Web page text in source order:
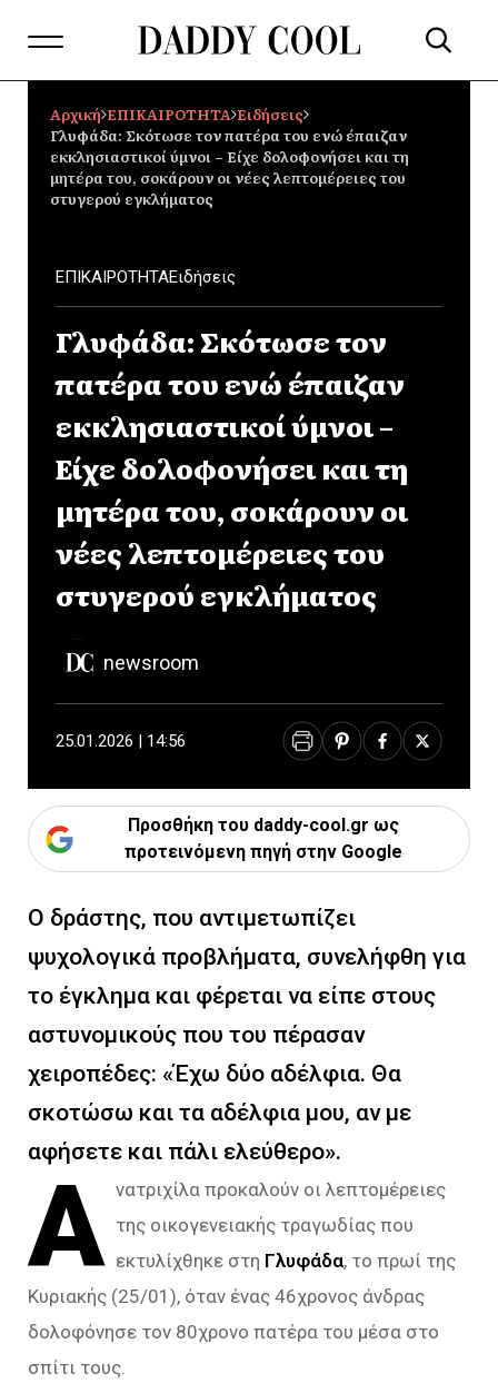
Αρχική ΕΠΙΚΑΙΡΟΤΗΤΑ Ειδήσεις
Γλυφάδα: Σκότωσε τον πατέρα του ενώ έπαιζαν
εκκλησιαστικοί ύμνοι – Είχε δολοφονήσει και τη
μητέρα του, σοκάρουν οι νέες λεπτομέρειες του
στυγερού εγκλήματος
ΕΠΙΚΑΙΡΟΤΗΤΑΕιδήσεις
Γλυφάδα: Σκότωσε τον
πατέρα του ενώ έπαιζαν
εκκλησιαστικοί ύμνοι –
Είχε δολοφονήσει και τη
μητέρα του, σοκάρουν οι
νέες λεπτομέρειες του
στυγερού εγκλήματος
newsroom
25.01.2026 | 14:56
Προσθήκη του daddy-cool.gr ως
προτεινόμενη πηγή στην Google
Ο δράστης, που αντιμετωπίζει
ψυχολογικά προβλήματα, συνελήφθη για
το έγκλημα και φέρεται να είπε στους
αστυνομικούς που του πέρασαν
χειροπέδες: «Έχω δύο αδέλφια. Θα
σκοτώσω και τα αδέλφια μου, αν με
αφήσετε και πάλι ελεύθερο».
Α νατριχίλα προκαλούν οι λεπτομέρειες
της οικογενειακής τραγωδίας που
εκτυλίχθηκε στη Γλυφάδα, το πρωί της
Κυριακής (25/01), όταν ένας 46χρονος άνδρας
δολοφόνησε τον 80χρονο πατέρα του μέσα στο
σπίτι τους.